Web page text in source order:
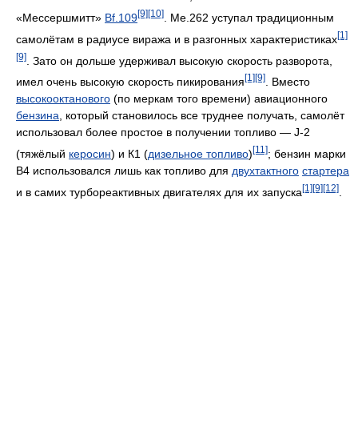
«Мессершмитт» Bf.109[9] [10]
. Me.262 уступал традиционным
самолётам в радиусе виража и в разгонных характеристиках[1]
[9]
. Зато он дольше удерживал высокую скорость разворота,
имел очень высокую скорость пикирования [1] [9]
. Вместо
высокооктанового (по меркам того времени) авиационного
бензина , который становилось все труднее получать, самолёт
использовал более простое в получении топливо — J-2
(тяжёлый керосин) и К1 (дизельное топливо)[11]; бензин марки
B4 использовался лишь как топливо для двухтактного стартера
и в самих турбореактивных двигателях для их запуска[1][9][12]